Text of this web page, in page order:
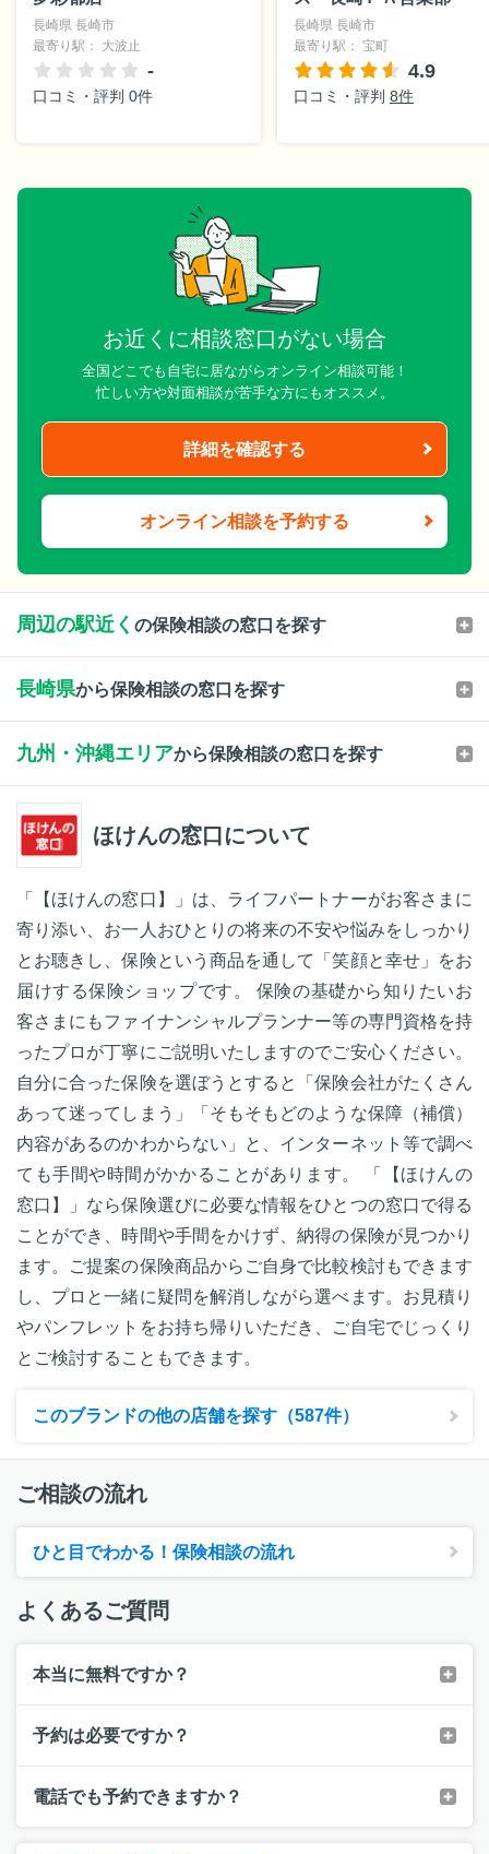
長崎県 長崎市
最寄り駅： 大波止
-
口コミ・評判 0件
長崎県 長崎市
最寄り駅： 宝町
4.9
口コミ・評判 8件
お近くに相談窓口がない場合
全国どこでも自宅に居ながらオンライン相談可能！
忙しい方や対面相談が苦手な方にもオススメ。
詳細を確認する
オンライン相談を予約する
周辺の駅近く の保険相談の窓口を探す
長崎県から保険相談の窓口を探す
九州・沖縄エリアから保険相談の窓口を探す
ほけんの窓口について
「【ほけんの窓口】」は、ライフパートナーがお客さまに
寄り添い、お一人おひとりの将来の不安や悩みをしっかり
とお聴きし、保険という商品を通して「笑顔と幸せ」をお
届けする保険ショップです。 保険の基礎から知りたいお
客さまにもファイナンシャルプランナー等の専門資格を持
ったプロが丁寧にご説明いたしますのでご安心ください。
自分に合った保険を選ぼうとすると「保険会社がたくさん
あって迷ってしまう」「そもそもどのような保障（補償）
内容があるのかわからない」と、インターネット等で調べ
ても手間や時間がかかることがあります。 「【ほけんの
窓口】」なら保険選びに必要な情報をひとつの窓口で得る
ことができ、時間や手間をかけず、納得の保険が見つかり
ます。ご提案の保険商品からご自身で比較検討もできます
し、プロと一緒に疑問を解消しながら選べます。お見積り
やパンフレットをお持ち帰りいただき、ご自宅でじっくり
とご検討することもできます。
このブランドの他の店舗を探す（587件）
ご相談の流れ
ひと目でわかる！保険相談の流れ
よくあるご質問
本当に無料ですか？
予約は必要ですか？
電話でも予約できますか？